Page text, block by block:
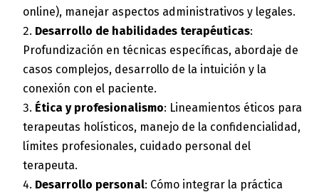
online), manejar aspectos administrativos y legales.
Desarrollo de habilidades terapéuticas:
Profundización en técnicas específicas, abordaje de
casos complejos, desarrollo de la intuición y la
conexión con el paciente.
Ética y profesionalismo: Lineamientos éticos para
terapeutas holísticos, manejo de la confidencialidad,
límites profesionales, cuidado personal del
terapeuta.
Desarrollo personal: Cómo integrar la práctica